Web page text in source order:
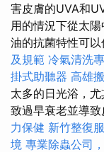
害皮膚的UVA和
用的情況下從太
油的抗菌特性可以
及規範 冷氣清洗
掛式助聽器 高雄
太多的日光浴，
致過早衰老並導致
力保健 新竹整復
境 專業除蟲公司